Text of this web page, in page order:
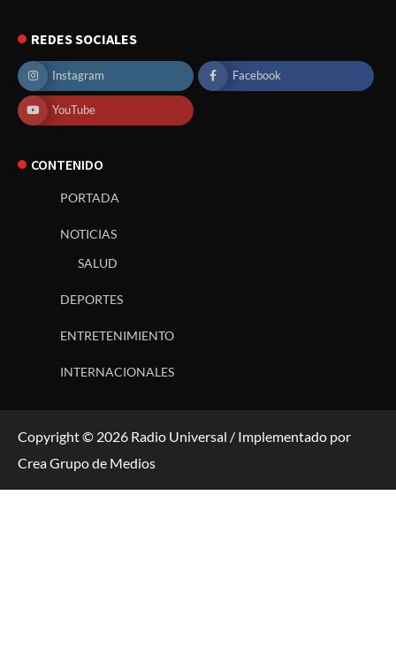
REDES SOCIALES
Instagram Facebook
YouTube
CONTENIDO
PORTADA
NOTICIAS
SALUD
DEPORTES
ENTRETENIMIENTO
INTERNACIONALES
Copyright © 2026 Radio Universal / Implementado por
Crea Grupo de Medios